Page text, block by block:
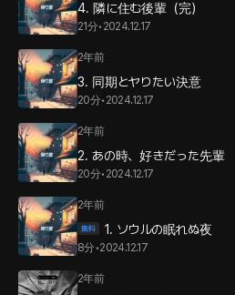
4. 隣に住む後輩（完）
21分• 2024.12.17
2年前
3. 同期とヤりたい決意
20分• 2024.12.17
2年前
2. あの時、好きだった先輩
20分• 2024.12.17
2年前
1. ソウルの眠れぬ夜
8分•2024.12.17
2年前